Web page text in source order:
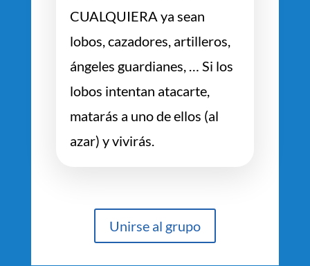
CUALQUIERA ya sean
lobos, cazadores, artilleros,
ángeles guardianes, … Si los
lobos intentan atacarte,
matarás a uno de ellos (al
azar) y vivirás.
Unirse al grupo